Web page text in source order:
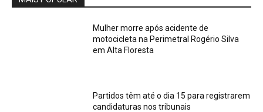
Mulher morre após acidente de
motocicleta na Perimetral Rogério Silva
em Alta Floresta
Partidos têm até o dia 15 para registrarem
candidaturas nos tribunais